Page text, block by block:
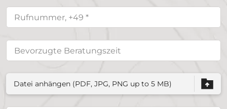
Datei anhängen (PDF, JPG, PNG up to 5 MB)